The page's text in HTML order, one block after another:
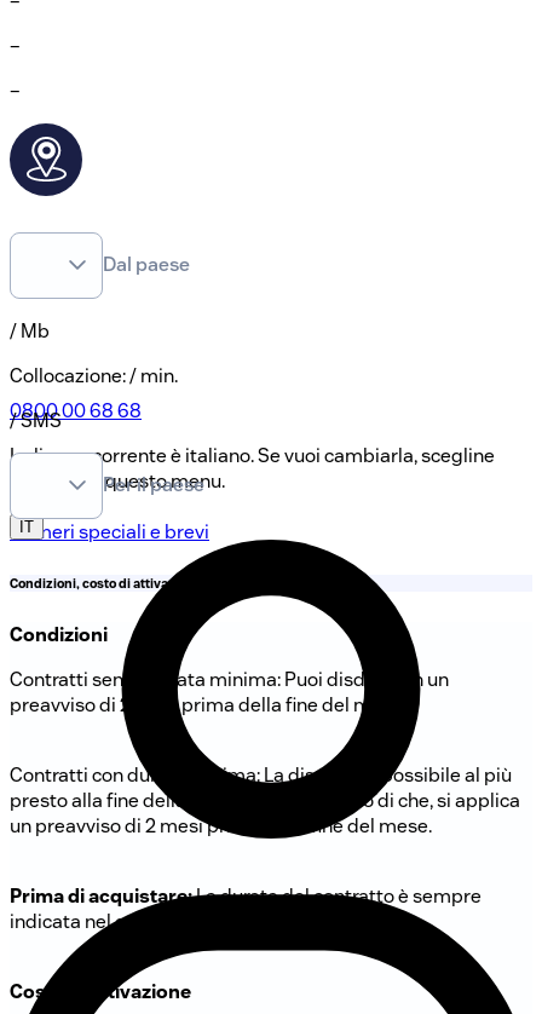
0800 00 68 68
La lingua corrente è italiano. Se vuoi cambiarla, scegline
un'altra da questo menu.
IT
–
–
Dal paese
/ Mb
Collocazione:/ min.
/ SMS
Per il paese
Numeri speciali e brevi
Condizioni, costo di attivazione e dettagli del prodotto
Condizioni
Contratti senza durata minima: Puoi disdire con un
preavviso di 2 mesi prima della fine del mese.
Contratti con durata minima: La disdetta è possibile al più
presto alla fine della durata minima. Dopo di che, si applica
un preavviso di 2 mesi prima della fine del mese.
Prima di acquistare:La durata del contratto è sempre
indicata nel carrello.
Costo di attivazione